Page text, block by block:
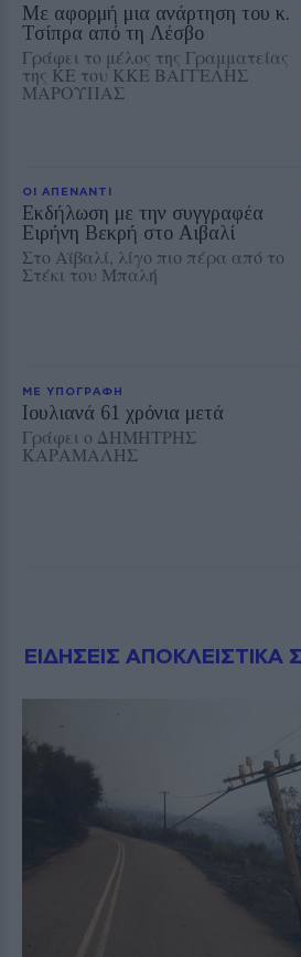
Με αφορμή μια ανάρτηση του κ.
Τσίπρα από τη Λέσβο
Γράφει το μέλος της Γραμματείας
της ΚΕ του ΚΚΕ ΒΑΓΓΕΛΗΣ
ΜΑΡΟΥΠΑΣ
ΟΙ ΑΠΕΝΑΝΤΙ
Εκδήλωση με την συγγραφέα
Ειρήνη Βεκρή στο Αιβαλί
Στο Αϊβαλί, λίγο πιο πέρα από το
Στέκι του Μπαλή
ΜΕ ΥΠΟΓΡΑΦΗ
Ioυλιανά 61 χρόνια μετά
Γράφει ο ΔΗΜΗΤΡΗΣ
ΚΑΡΑΜΑΛΗΣ
ΕΙΔΗΣΕΙΣ ΑΠΟΚΛΕΙΣΤΙΚΑ